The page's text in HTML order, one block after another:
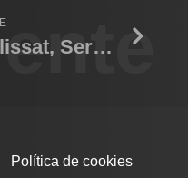
Greenland 2018 Ilulissat, Sermermiut.
Política de cookies